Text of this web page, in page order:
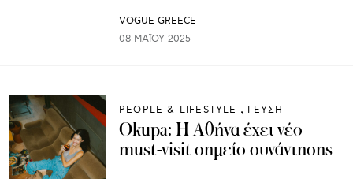
VOGUE GREECE
08 ΜΑΪ́ΟΥ 2025
PEOPLE & LIFESTYLE ΓΕΥΣΗ
Okupa: Η Αθήνα έχει νέο
must-visit σημείο συνάντησης